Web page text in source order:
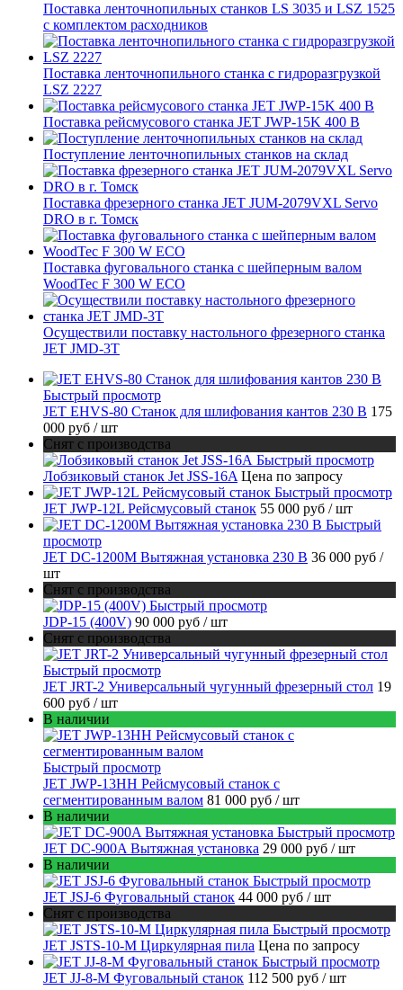
Поставка ленточнопильных станков LS 3035 и LSZ 1525
с комплектом расходников
Поставка ленточнопильного станка c гидроразгрузкой
LSZ 2227
Поставка рейсмусового станка JET JWP-15K 400 В
Поступление ленточнопильных станков на склад
Поставка фрезерного станка JET JUM-2079VXL Servo
DRO в г. Томск
Поставка фуговального станка с шейперным валом
WoodTec F 300 W ECO
Осуществили поставку настольного фрезерного станка
JET JMD-3T
Быстрый просмотр
JET EHVS-80 Станок для шлифования кантов 230 В 175
000 руб / шт
Снят с производства
Быстрый просмотр
Лобзиковый станок Jet JSS-16A Цена по запросу
Быстрый просмотр
JET JWP-12L Рейсмусовый станок 55 000 руб / шт
Быстрый
просмотр
JET DC-1200M Вытяжная установка 230 В 36 000 руб /
шт
Снят с производства
Быстрый просмотр
JDP-15 (400V) 90 000 руб / шт
Снят с производства
Быстрый просмотр
JET JRT-2 Универсальный чугунный фрезерный стол 19
600 руб / шт
В наличии
Быстрый просмотр
JET JWP-13HH Рейсмусовый станок с
сегментированным валом 81 000 руб / шт
В наличии
Быстрый просмотр
JET DC-900A Вытяжная установка 29 000 руб / шт
В наличии
Быстрый просмотр
JET JSJ-6 Фуговальный станок 44 000 руб / шт
Снят с производства
Быстрый просмотр
JET JSTS-10-M Циркулярная пила Цена по запросу
Быстрый просмотр
JET JJ-8-M Фуговальный станок 112 500 руб / шт